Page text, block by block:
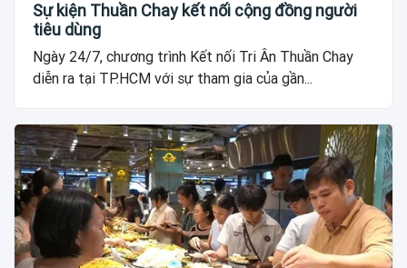
Sự kiện Thuần Chay kết nối cộng đồng người
tiêu dùng
Ngày 24/7, chương trình Kết nối Tri Ân Thuần Chay
diễn ra tại TP.HCM với sự tham gia của gần...